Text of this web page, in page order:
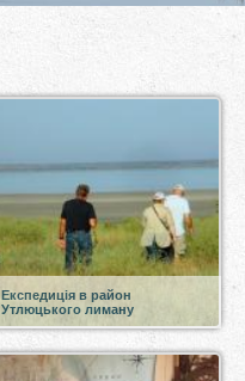
Експедиція в район
Утлюцького лиману